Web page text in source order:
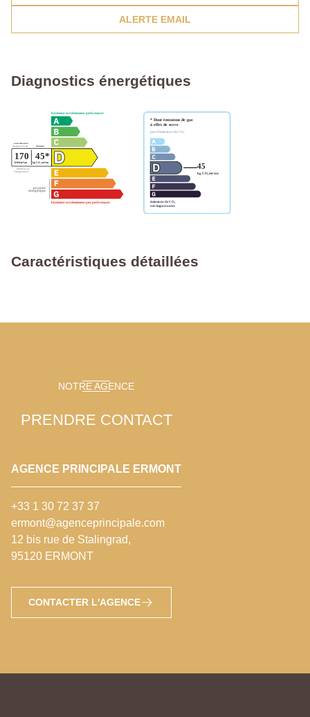
ALERTE EMAIL
Diagnostics énergétiques
Caractéristiques détaillées
NOTRE AGENCE
PRENDRE CONTACT
AGENCE PRINCIPALE ERMONT
+33 1 30 72 37 37
ermont@agenceprincipale.com
12 bis rue de Stalingrad,
95120 ERMONT
CONTACTER L'AGENCE